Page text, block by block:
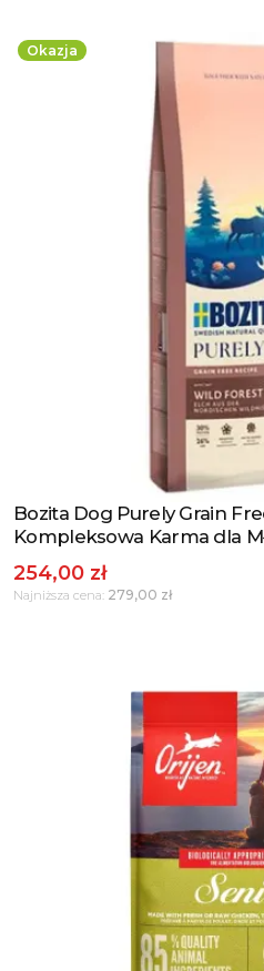
Okazja
Zobacz produkt
Bozita Dog Purely Grain
Kompleksowa Karma dla
254,00 zł
Najniższa cena: 279,00 zł